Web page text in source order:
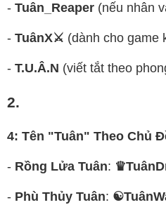
- Tuân_Reaper (nếu nhân
- TuânX⚔️ (dành cho game
- T.U.Â.N (viết tắt theo
2.
4: Tên "Tuân" Theo Chủ
- Rồng Lửa Tuân:
- Phù Thủy Tuân: